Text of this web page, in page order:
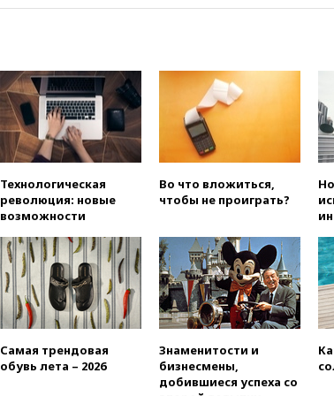
в Госдуму
вчера, 19:15
единому
склад
сгорел
вчера,
лишился
Барри
вчера,
ГИТИСа
Технологическая
революция: новые
возможности
Во что вложиться,
чтобы не проиграть?
Самая трендовая
обувь лета – 2026
Знаменитости и
бизнесмены,
добившиеся успеха со